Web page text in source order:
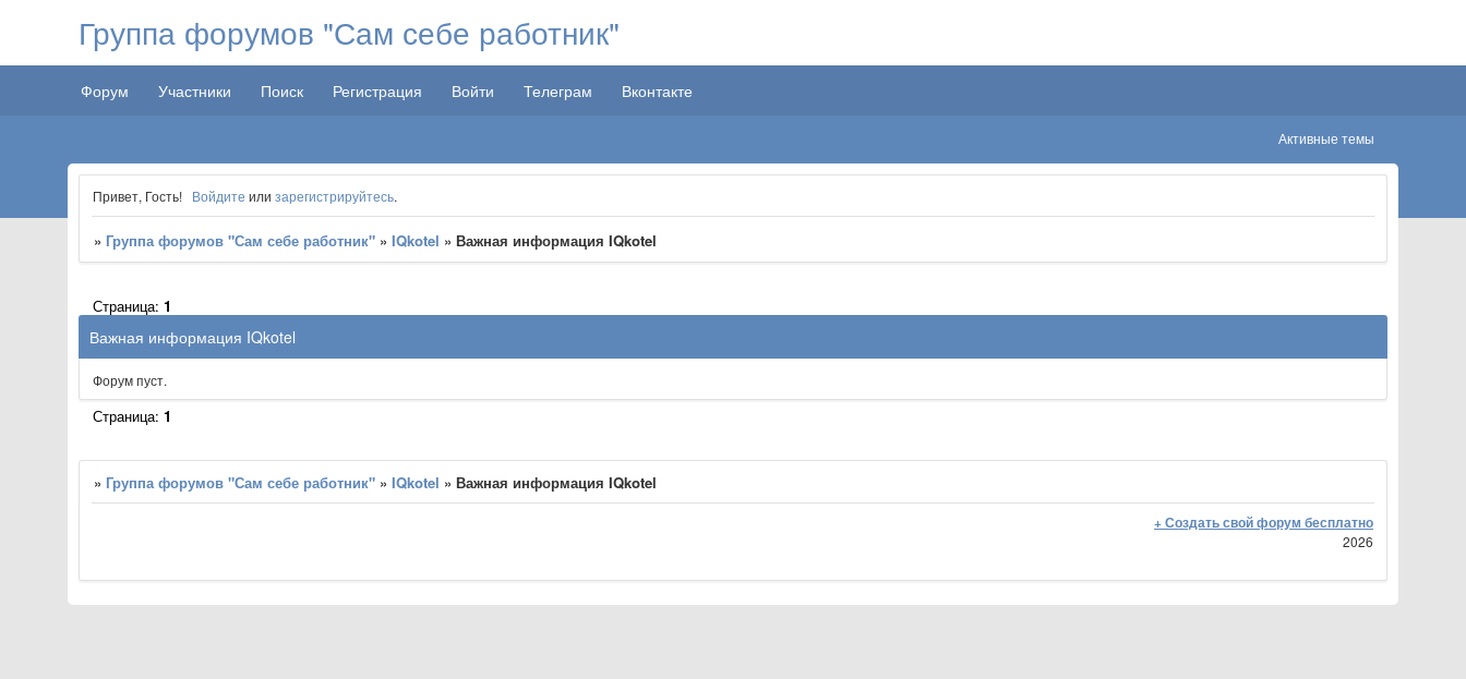
Группа форумов "Сам себе работник"
Форум Участники Поиск Регистрация Войти Телеграм Вконтакте
Активные темы
Привет, Гость! Войдите или зарегистрируйтесь.
» Группа форумов "Сам себе работник" »IQkotel »Важная информация IQkotel
Важная информация IQkotel
Страница:1
Форум пуст.
Страница:1
» Группа форумов "Сам себе работник" »IQkotel »Важная информация IQkotel
+ Создать свой форум бесплатно
2026